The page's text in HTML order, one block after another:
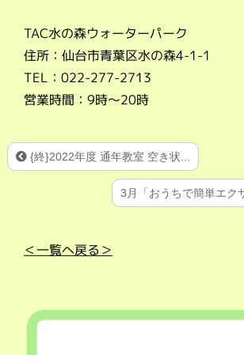
TAC水の森ウォーターパーク
住所：仙台市青葉区水の森4-1-1
TEL：022-277-2713
営業時間：9時～20時
{終}2022年度 通年教室 空き状...
3月「おうちで簡単エク
＜一覧へ戻る＞